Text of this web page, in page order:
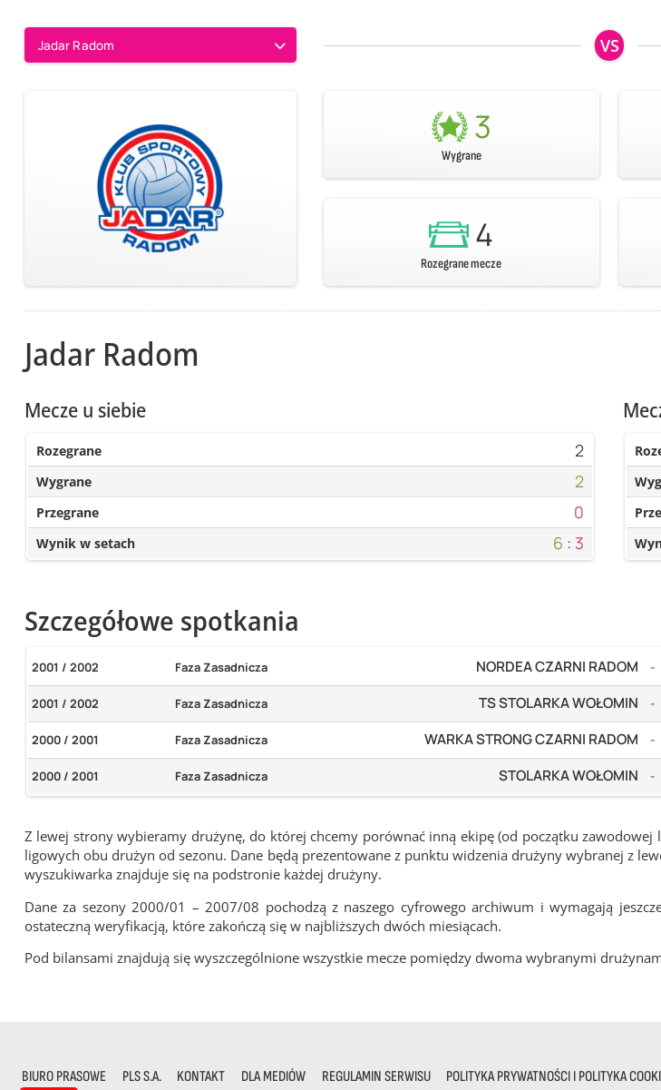
Jadar Radom VS
3
Wygrane
4
Rozegrane mecze
Jadar Radom
Mecze u siebie
Rozegrane 2
Wygrane 2
Przegrane 0
Wynik w setach 6 : 3
Szczegółowe spotkania
2001 / 2002 Faza Zasadnicza NORDEA CZARNI RADOM -
2001 / 2002 Faza Zasadnicza TS STOLARKA WOŁOMIN -
2000 / 2001 Faza Zasadnicza WARKA STRONG CZARNI RADOM -
2000 / 2001 Faza Zasadnicza STOLARKA WOŁOMIN -
Z lewej strony wybieramy drużynę, do której chcemy porównać inną ekipę (od początku
ligowych obu drużyn od sezonu. Dane będą prezentowane z punktu widzenia drużyny wybranej z
wyszukiwarka znajduje się na podstronie każdej drużyny.
Dane za sezony 2000/01 – 2007/08 pochodzą z naszego cyfrowego archiwum i wymagają
ostateczną weryfikacją, które zakończą się w najbliższych dwóch miesiącach.
Pod bilansami znajdują się wyszczególnione wszystkie mecze pomiędzy dwoma wybranymi
BIURO PRASOWE PLS S.A. KONTAKT DLA MEDIÓW REGULAMIN SERWISU POLITYKA PRYWATNOŚCI I POLITYKA